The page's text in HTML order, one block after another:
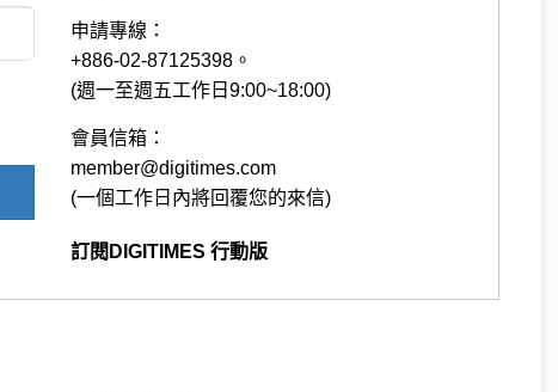
申請專線：
+886-02-87125398。
(週一至週五工作日9:00~18:00)
會員信箱：
member@digitimes.com
(一個工作日內將回覆您的來信)
訂閱DIGITIMES 行動版